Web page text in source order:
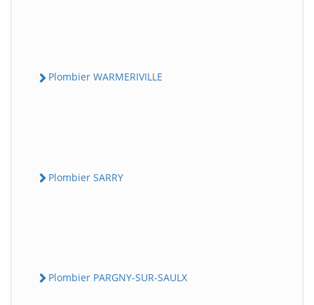
Plombier WARMERIVILLE
Plombier SARRY
Plombier PARGNY-SUR-SAULX